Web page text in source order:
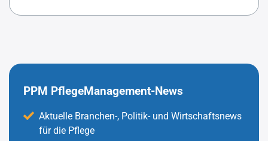
PPM PflegeManagement-News
Aktuelle Branchen-, Politik- und Wirtschaftsnews
für die Pflege